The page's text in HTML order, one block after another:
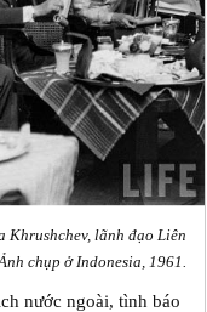
lãnh đạo Liên
chụp ở Indonesia, 1961.
nước ngoài, tình báo